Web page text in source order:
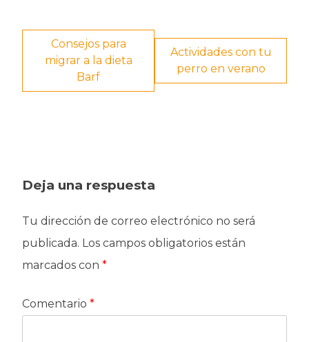
Navegación
entradas
Consejos para
migrar a la dieta
Barf
Actividades con tu
perro en verano
Deja una respuesta
Tu dirección de correo electrónico no será
publicada. Los campos obligatorios están
marcados con *
Comentario *